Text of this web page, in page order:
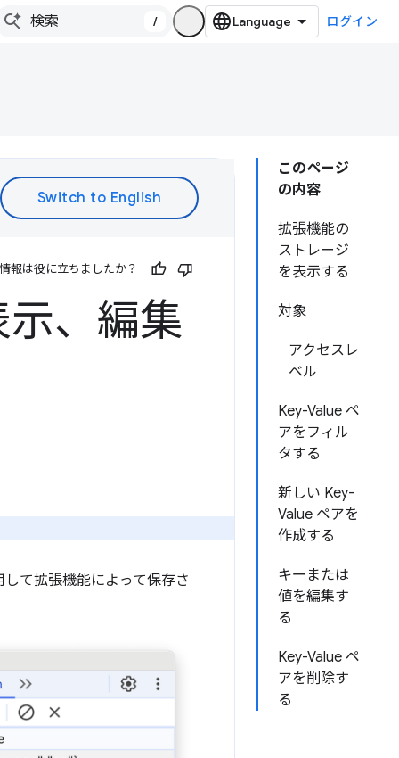
/ ログイン
このページ
の内容
拡張機能の
ストレージ
を表示する
対象
アクセスレ
ベル
Key-Value ペ
アをフィル
タする
新しい Key-
Value ペアを
作成する
キーまたは
値を編集す
る
Key-Value ペ
アを削除す
る
報は役に立ちましたか？
、編集
て拡張機能によって保存さ